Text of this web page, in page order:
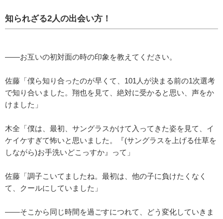
知られざる2人の出会い方！
――お互いの初対面の時の印象を教えてください。
佐藤「僕ら知り合ったのが早くて、101人が決まる前の1次選考
で知り合いました。翔也を見て、絶対に受かると思い、声をか
けました」
木全「僕は、最初、サングラスかけて入ってきた姿を見て、イ
ケイケすぎて怖いと思いました。『(サングラスを上げる仕草を
しながら)お手洗いどこっすか』って」
佐藤「調子こいてましたね。最初は、他の子に負けたくなく
て、クールにしていました」
――そこから同じ時間を過ごすにつれて、どう変化していきま